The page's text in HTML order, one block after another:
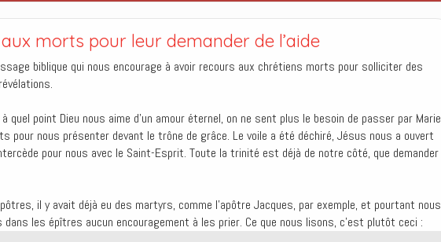
morts pour leur demander de l’aide
biblique qui nous encourage à avoir recours aux chrétiens morts pour solliciter des
quel point Dieu nous aime d’un amour éternel, on ne sent plus le besoin de passer par Marie
pour nous présenter devant le trône de grâce. Le voile a été déchiré, Jésus nous a ouvert
pour nous avec le Saint-Esprit. Toute la trinité est déjà de notre côté, que demander
il y avait déjà eu des martyrs, comme l’apôtre Jacques, par exemple, et pourtant nous
dans les épîtres aucun encouragement à les prier. Ce que nous lisons, c’est plutôt ceci :